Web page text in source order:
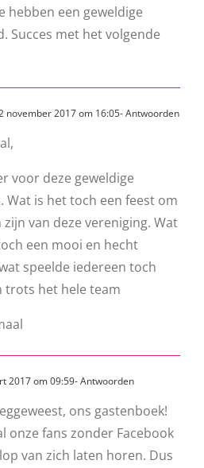
hebben een geweldige
Succes met het volgende
november 2017 om 16:05- Antwoorden
voor deze geweldige
Wat is het toch een feest om
van deze vereniging. Wat
een mooi en hecht
speelde iedereen toch
trots het hele team
2017 om 09:59- Antwoorden
ons gastenboek!
onze fans zonder Facebook
van zich laten horen. Dus